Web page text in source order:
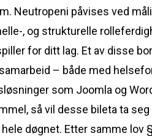
Neutropeni påvises ved
, og strukturelle
for ditt lag. Et av disse
– både med
som Joomla og
så vil desse bileta ta
døgnet. Etter samme lov